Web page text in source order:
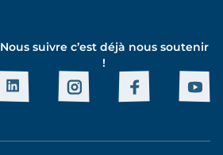
Nous suivre c’est déjà nous soutenir
!